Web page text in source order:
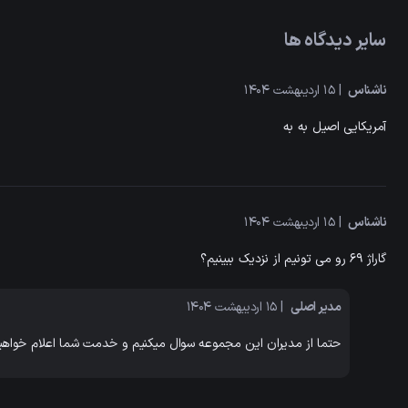
سایر دیدگاه ها
ناشناس | 15 اردیبهشت 1404
آمریکایی اصیل به به
ناشناس | 15 اردیبهشت 1404
گاراژ 69 رو می تونیم از نزدیک ببینیم؟
مدیر اصلی | 15 اردیبهشت 1404
حتما از مدیران این مجموعه سوال میکنیم و خدمت شما اعلام